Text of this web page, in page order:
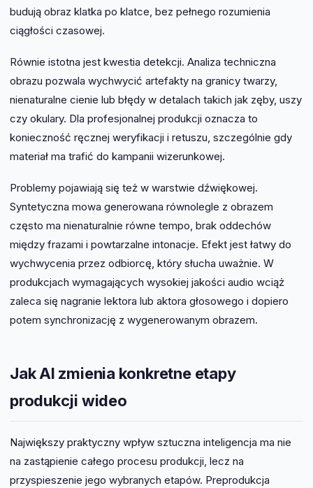
budują obraz klatka po klatce, bez pełnego rozumienia
ciągłości czasowej.
Równie istotna jest kwestia detekcji. Analiza techniczna
obrazu pozwala wychwycić artefakty na granicy twarzy,
nienaturalne cienie lub błędy w detalach takich jak zęby, uszy
czy okulary. Dla profesjonalnej produkcji oznacza to
konieczność ręcznej weryfikacji i retuszu, szczególnie gdy
materiał ma trafić do kampanii wizerunkowej.
Problemy pojawiają się też w warstwie dźwiękowej.
Syntetyczna mowa generowana równolegle z obrazem
często ma nienaturalnie równe tempo, brak oddechów
między frazami i powtarzalne intonacje. Efekt jest łatwy do
wychwycenia przez odbiorcę, który słucha uważnie. W
produkcjach wymagających wysokiej jakości audio wciąż
zaleca się nagranie lektora lub aktora głosowego i dopiero
potem synchronizację z wygenerowanym obrazem.
Jak AI zmienia konkretne etapy
produkcji wideo
Największy praktyczny wpływ sztuczna inteligencja ma nie
na zastąpienie całego procesu produkcji, lecz na
przyspieszenie jego wybranych etapów. Preprodukcja